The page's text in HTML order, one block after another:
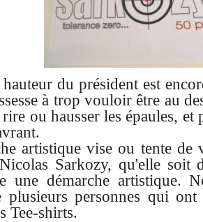
du président est
à trop vouloir être au
ou hausser les épaules, et
artistique vise ou tente
Sarkozy, qu'elle soit
une démarche artistique.
plusieurs personnes qui
Tee-shirts.